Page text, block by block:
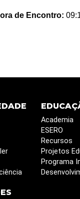
de Encontro:
Academia
ESERO
Recursos
Projetos
Programa